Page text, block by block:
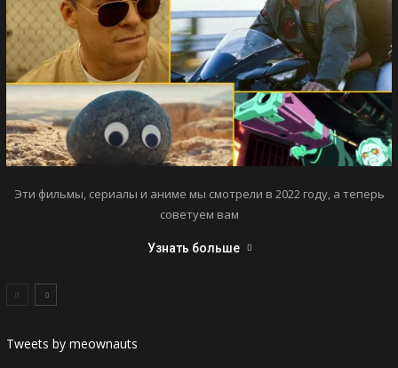
Эти фильмы, сериалы и аниме мы смотрели в 2022 году, а теперь
советуем вам
Узнать больше
Tweets by meownauts